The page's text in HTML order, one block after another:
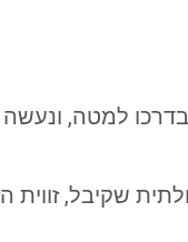
למטה, ונעשה
שקיבל, זווית